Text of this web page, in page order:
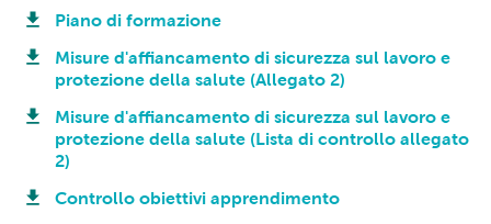
Piano di formazione
Misure d'affiancamento di sicurezza sul lavoro e
protezione della salute (Allegato 2)
Misure d'affiancamento di sicurezza sul lavoro e
protezione della salute (Lista di controllo allegato
2)
Controllo obiettivi apprendimento